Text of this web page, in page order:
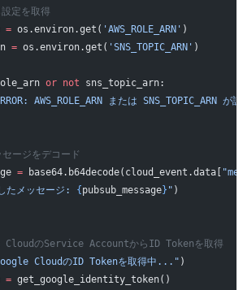
定を取得
= os.environ.get( 'AWS_ROLE_ARN' )
= os.environ.get( 'SNS_TOPIC_ARN' )
or not sns_topic_arn:
AWS_ROLE_ARN または SNS_TOPIC_ARN が
ージをデコード
= base64.b64decode(cloud_event.data[
たメッセージ: { pubsub_message} " )
のService AccountからID Tokenを取得
CloudのID Tokenを取得中..." )
= get_google_identity_token()